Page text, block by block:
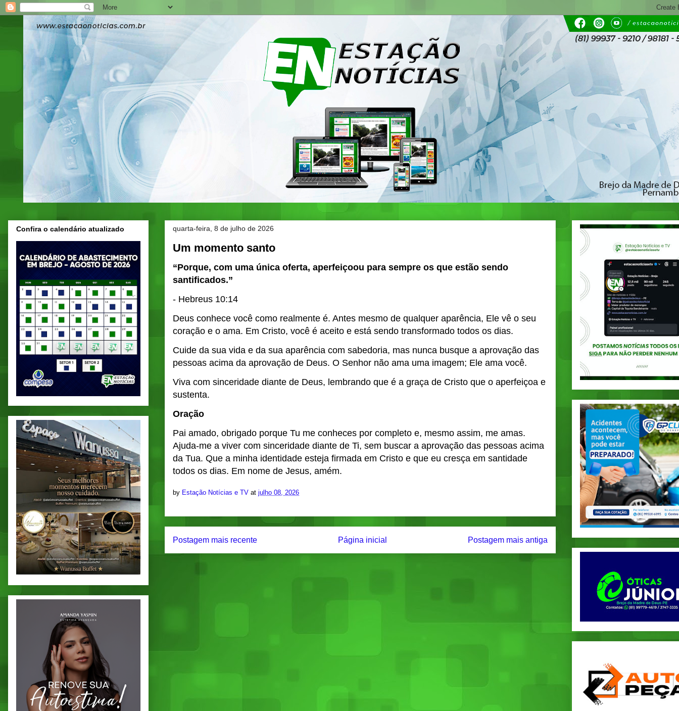
quarta-feira, 8 de julho de 2026
Um momento santo
“Porque, com uma única oferta, aperfeiçoou para sempre os que estão sendo
santificados.”
- Hebreus 10:14
Deus conhece você como realmente é. Antes mesmo de qualquer aparência, Ele vê o seu
coração e o ama. Em Cristo, você é aceito e está sendo transformado todos os dias.
Cuide da sua vida e da sua aparência com sabedoria, mas nunca busque a aprovação das
pessoas acima da aprovação de Deus. O Senhor não ama uma imagem; Ele ama você.
Viva com sinceridade diante de Deus, lembrando que é a graça de Cristo que o aperfeiçoa e
sustenta.
Oração
Pai amado, obrigado porque Tu me conheces por completo e, mesmo assim, me amas.
Ajuda-me a viver com sinceridade diante de Ti, sem buscar a aprovação das pessoas acima
da Tua. Que a minha identidade esteja firmada em Cristo e que eu cresça em santidade
todos os dias. Em nome de Jesus, amém.
by Estação Notícias e TV at julho 08, 2026
Postagem mais recente Postagem mais antiga
Página inicial
Confira o calendário atualizado